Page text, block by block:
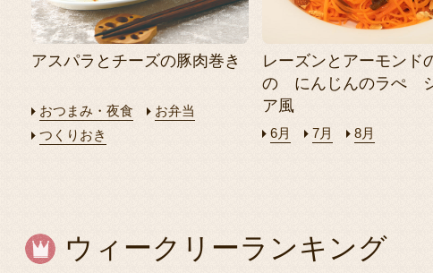
アスパラとチーズの豚肉巻き
おつまみ・夜食
お弁当
つくりおき
レーズンとアーモンド
の にんじんのラぺ
ア風
6月 7月 8月
ウィークリーランキング